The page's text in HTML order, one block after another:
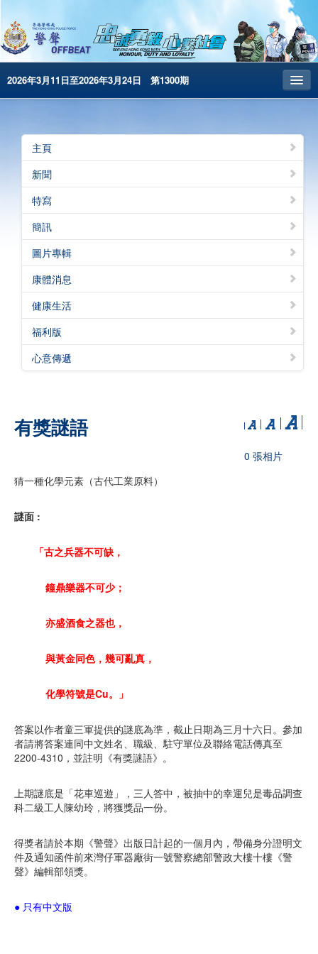
2026年3月11日至2026年3月24日 第1300期
昔日警聲
警務處主頁
简体版
English
電子書版
警聲特刊
主頁
新聞
特寫
簡訊
圖片專輯
康體消息
健康生活
福利版
心意傳遞
有獎謎語
0 張相片
猜一種化學元素（古代工業原料）
謎面 :
「古之兵器不可缺，
鐘鼎樂器不可少；
亦盛酒食之器也，
與黃金同色，幾可亂真，
化學符號是Cu。」
答案以作者童三軍提供的謎底為準，截止日期為三月十六日。參加
者請將答案連同中文姓名、職級、駐守單位及聯絡電話傳真至
2200-4310，並註明《有獎謎語》。
上期謎底是「花車巡遊」，三人答中，被抽中的幸運兒是毒品調查
科二級工人陳幼玲，將獲獎品一份。
得獎者請於本期《警聲》出版日計起的一個月內，帶備身分證明文
件及通知函件前來灣仔軍器廠街一號警察總部警政大樓十樓《警
聲》編輯部領獎。
● 只有中文版